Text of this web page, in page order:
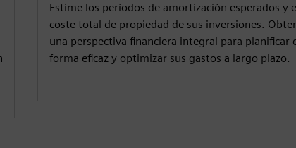
Estime los períodos de amortización esperados y
coste total de propiedad de sus inversiones.
una perspectiva financiera integral para planificar
forma eficaz y optimizar sus gastos a largo plazo.